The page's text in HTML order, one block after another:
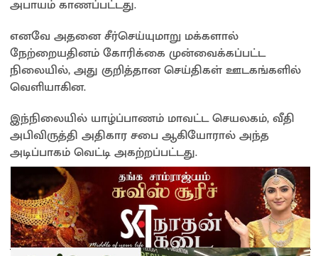
அபாயம் காணப்பட்டது.
எனவே அதனை சீர்செய்யுமாறு மக்களால்
நேற்றையதினம் கோரிக்கை முன்வைக்கப்பட்ட
நிலையில், அது குறித்தான செய்திகள் ஊடகங்களில்
வெளியாகின.
இந்நிலையில் யாழ்ப்பாணம் மாவட்ட செயலகம், வீதி
அபிவிருத்தி அதிகார சபை ஆகியோரால் அந்த
அடிப்பாகம் வெட்டி அகற்றப்பட்டது.